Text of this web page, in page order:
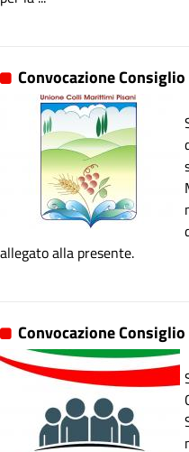
Convocazione
allegato alla presente.
Convocazione